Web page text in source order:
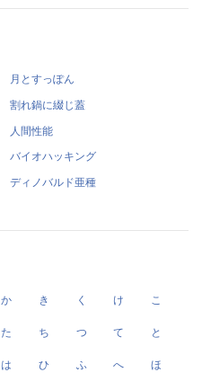
月とすっぽん
割れ鍋に綴じ蓋
人間性能
バイオハッキング
ディノバルド亜種
か き く け こ
た ち つ て と
は ひ ふ へ ほ